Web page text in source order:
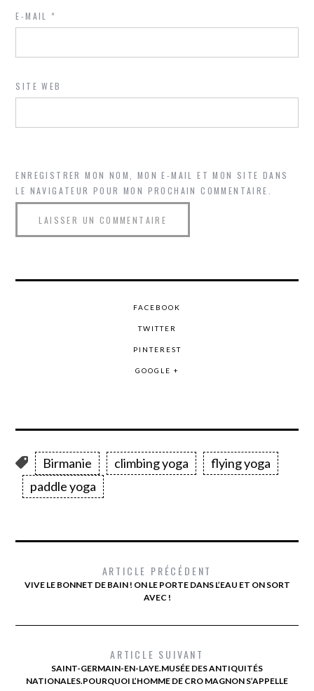
E-MAIL*
SITE WEB
ENREGISTRER MON NOM, MON E-MAIL ET MON SITE DANS
LE NAVIGATEUR POUR MON PROCHAIN COMMENTAIRE.
FACEBOOK
TWITTER
PINTEREST
GOOGLE +
Birmanie climbing yoga
flying yoga
paddle yoga
ARTICLE PRÉCÉDENT
VIVE LE BONNET DE BAIN ! ON LE PORTE DANS L’EAU ET ON SORT
AVEC !
ARTICLE SUIVANT
SAINT-GERMAIN-EN-LAYE.MUSÉE DES ANTIQUITÉS
NATIONALES.POURQUOI L’HOMME DE CRO MAGNON S’APPELLE